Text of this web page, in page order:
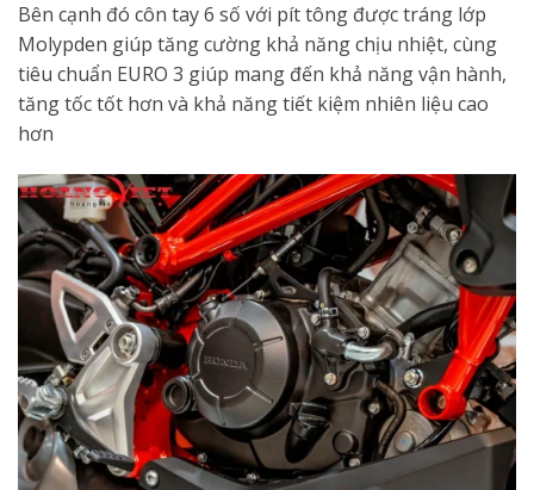
Bên cạnh đó côn tay 6 số với pít tông được tráng lớp
Molypden giúp tăng cường khả năng chịu nhiệt, cùng
tiêu chuẩn EURO 3 giúp mang đến khả năng vận hành,
tăng tốc tốt hơn và khả năng tiết kiệm nhiên liệu cao
hơn